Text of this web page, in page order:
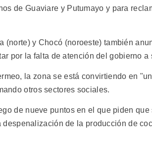
de Guaviare y Putumayo y para
(norte) y Chocó (noroeste) también
por la falta de atención del gobierno a
la zona se está convirtiendo en
otros sectores sociales.
de nueve puntos en el que piden que
de la producción de